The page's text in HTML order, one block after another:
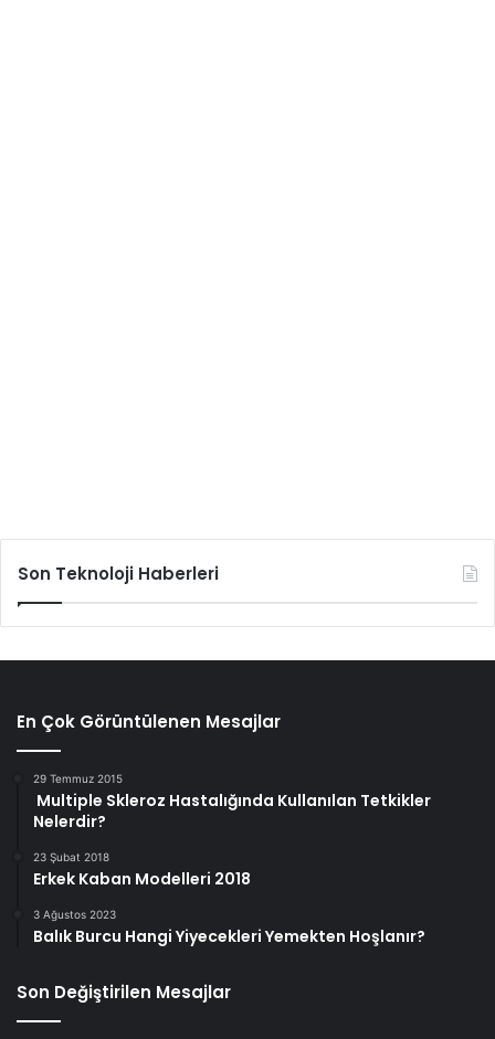
Son Teknoloji Haberleri
En Çok Görüntülenen Mesajlar
29 Temmuz 2015
Multiple Skleroz Hastalığında Kullanılan Tetkikler
Nelerdir?
23 Şubat 2018
Erkek Kaban Modelleri 2018
3 Ağustos 2023
Balık Burcu Hangi Yiyecekleri Yemekten Hoşlanır?
Son Değiştirilen Mesajlar